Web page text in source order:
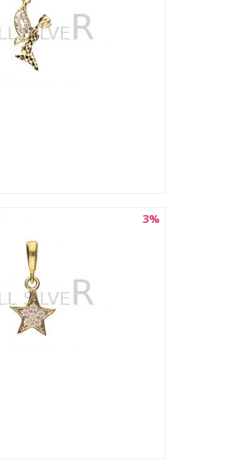
3%